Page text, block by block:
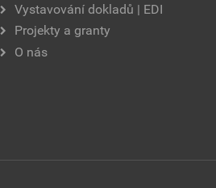
Vystavování dokladů | EDI
Projekty a granty
O nás